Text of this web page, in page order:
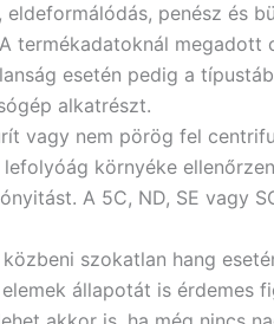
penész és
termékadatoknál megadott
esetén pedig a
alkatrészt.​
vagy nem pörög fel
környéke
A 5C, ND, SE vagy
szokatlan hang
állapotát is érdemes